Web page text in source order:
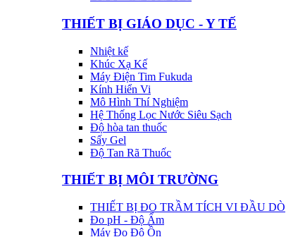
THIẾT BỊ GIÁO DỤC - Y TẾ
Nhiệt kế
Khúc Xạ Kế
Máy Điện Tim Fukuda
Kính Hiển Vi
Mô Hình Thí Nghiệm
Hệ Thống Lọc Nước Siêu Sạch
Độ hòa tan thuốc
Sấy Gel
Độ Tan Rã Thuốc
THIẾT BỊ MÔI TRƯỜNG
THIẾT BỊ ĐO TRẦM TÍCH VI ĐẦU DÒ
Đo pH - Độ Ẩm
Máy Đo Độ Ồn